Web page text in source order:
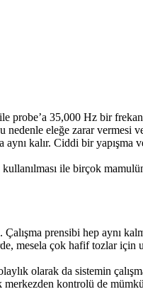
probe’a 35,000 Hz bir
eleğe zarar vermesi
kalır. Ciddi bir
ile birçok
prensibi hep aynı
mesela çok hafif tozlar için
olarak da sistemin
kontrolü de